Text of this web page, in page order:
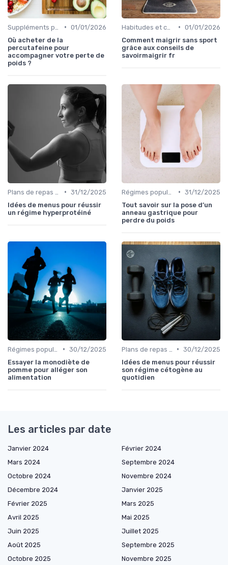
• 01/01/2026
Où acheter de la
percutafeine pour
accompagner votre perte de
poids ?
• 01/01/2026
Comment maigrir sans sport
grâce aux conseils de
savoirmaigrir fr
• 31/12/2025
Idées de menus pour réussir
un régime hyperprotéiné
• 31/12/2025
Tout savoir sur la pose d’un
anneau gastrique pour
perdre du poids
• 30/12/2025
Essayer la monodiète de
pomme pour alléger son
alimentation
• 30/12/2025
Idées de menus pour réussir
son régime cétogène au
quotidien
Les articles par date
Janvier 2024
Février 2024
Mars 2024
Septembre 2024
Octobre 2024
Novembre 2024
Décembre 2024
Janvier 2025
Février 2025
Mars 2025
Avril 2025
Mai 2025
Juin 2025
Juillet 2025
Août 2025
Septembre 2025
Octobre 2025
Novembre 2025